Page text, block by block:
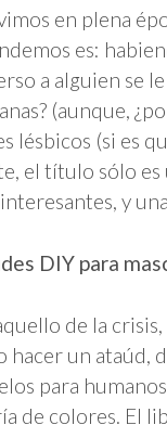
en plena
es:
a alguien se
(aunque,
lésbicos (si es
el título sólo es
y
DIY para
de la
hacer un ataúd,
para
de colores. El